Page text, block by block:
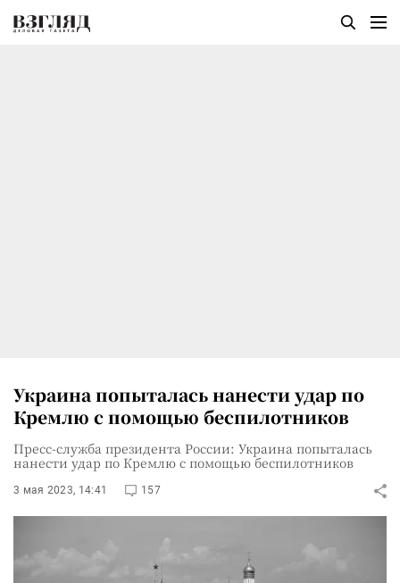
Украина попыталась нанести удар по
Кремлю с помощью беспилотников
Пресс-служба президента России: Украина попыталась
нанести удар по Кремлю с помощью беспилотников
3 мая 2023, 14:41 157